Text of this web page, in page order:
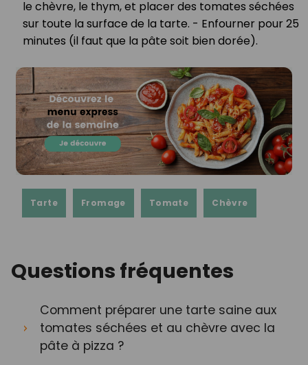
le chèvre, le thym, et placer des tomates séchées
sur toute la surface de la tarte. - Enfourner pour 25
minutes (il faut que la pâte soit bien dorée).⁣
Tarte Fromage Tomate Chèvre
Questions fréquentes
Comment préparer une tarte saine aux
tomates séchées et au chèvre avec la
pâte à pizza ?